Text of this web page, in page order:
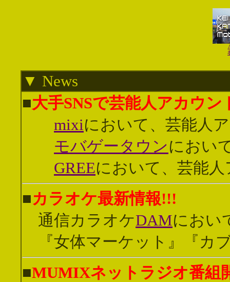
▼ News
■大手SNSで芸能人アカウ
mixiにおいて、芸能人
モバゲータウンにおい
GREEにおいて、芸能
■カラオケ最新情報!!!
通信カラオケDAMにおい
『女体マーケット』『カ
■MUMIXネットラジオ番組